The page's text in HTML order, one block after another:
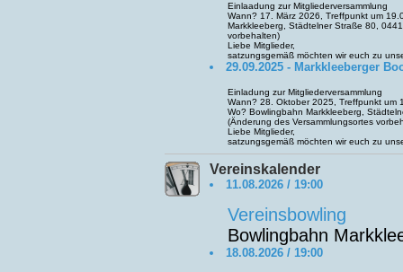
Einlaadung zur Mitgliederversammlung
Wann? 17. März 2026, Treffpunkt um
Markkleeberg, Städtelner Straße 80,
vorbehalten)
Liebe Mitglieder,
satzungsgemäß möchten wir euch zu
29.09.2025 - Markkleeberger
Einladung zur Mitgliederversammlung
Wann? 28. Oktober 2025, Treffpunkt um
Wo? Bowlingbahn Markkleeberg,
(Änderung des Versammlungsortes
Liebe Mitglieder,
satzungsgemäß möchten wir euch zu
Vereinskalender
11.08.2026 / 19:00
Vereinsbowling
Bowlingbahn
18.08.2026 / 19:00